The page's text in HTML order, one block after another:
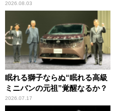
2026.08.03
眠れる獅子ならぬ“眠れる高級
ミニバンの元祖”覚醒なるか？
2026.07.17